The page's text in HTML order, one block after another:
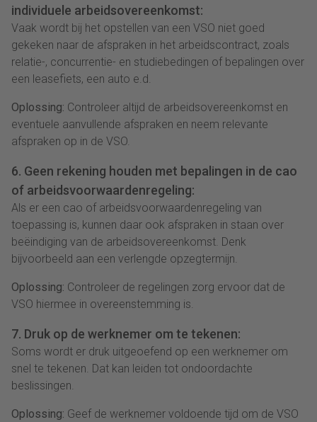
individuele arbeidsovereenkomst:
Vaak wordt bij het opstellen van een VSO niet goed
gekeken naar de afspraken in het arbeidscontract, zoals
relatie-, concurrentie- en studiebedingen of bepalingen over
een leasefiets, een auto e.d.
Oplossing: Controleer altijd de arbeidsovereenkomst en
eventuele aanvullende afspraken en neem relevante
afspraken op in de VSO.
6. Geen rekening houden met bepalingen in de cao
of arbeidsvoorwaardenregeling:
Als er een cao of arbeidsvoorwaardenregeling van
toepassing is, kunnen daar ook afspraken in staan over
beëindiging van de arbeidsovereenkomst. Denk
bijvoorbeeld aan een verlengde opzegtermijn.
Oplossing: Controleer de regelingen zorg ervoor dat de
VSO hiermee in overeenstemming is.
7. Druk op de werknemer om te tekenen:
Soms wordt er druk uitgeoefend op een werknemer om
snel te tekenen. Dat kan leiden tot ondoordachte
beslissingen.
Oplossing: Geef de werknemer voldoende tijd om de VSO